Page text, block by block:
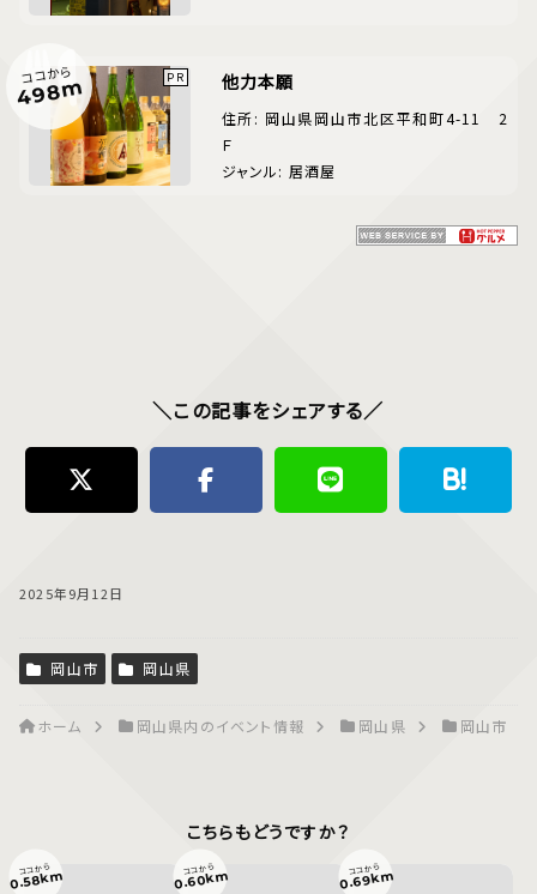
ココから
498m 他力本願
住所: 岡山県岡山市北区平和町4-11 2
Ｆ
ジャンル: 居酒屋
＼この記事をシェアする／
2025年9月12日
岡山市 岡山県
ホーム 岡山県内のイベント情報 岡山県 岡山市
こちらもどうですか？
ココから
0.58km ココから
0.60km ココから
0.69km